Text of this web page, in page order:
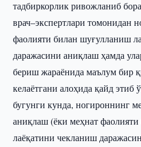
тадбиркорлик ривожланиб
врач–экспертлари томонидан
фаолияти билан шуғулланиш
даражасини аниқлаш ҳамда
бериш жараёнида маълум бир
келаётгани алоҳида қайд
бугунги кунда, ногироннинг
аниқлаш (ёки меҳнат
лаёқатини чекланиш